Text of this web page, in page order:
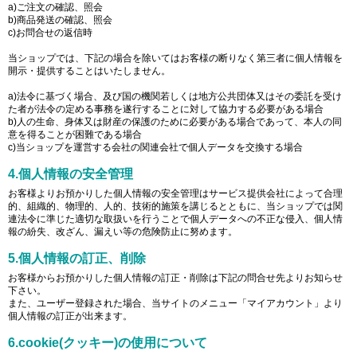
a)ご注文の確認、照会
b)商品発送の確認、照会
c)お問合せの返信時
当ショップでは、下記の場合を除いてはお客様の断りなく第三者に個人情報を
開示・提供することはいたしません。
a)法令に基づく場合、及び国の機関若しくは地方公共団体又はその委託を受け
た者が法令の定める事務を遂行することに対して協力する必要がある場合
b)人の生命、身体又は財産の保護のために必要がある場合であって、本人の同
意を得ることが困難である場合
c)当ショップを運営する会社の関連会社で個人データを交換する場合
4.個人情報の安全管理
お客様よりお預かりした個人情報の安全管理はサービス提供会社によって合理
的、組織的、物理的、人的、技術的施策を講じるとともに、当ショップでは関
連法令に準じた適切な取扱いを行うことで個人データへの不正な侵入、個人情
報の紛失、改ざん、漏えい等の危険防止に努めます。
5.個人情報の訂正、削除
お客様からお預かりした個人情報の訂正・削除は下記の問合せ先よりお知らせ
下さい。
また、ユーザー登録された場合、当サイトのメニュー「マイアカウント」より
個人情報の訂正が出来ます。
6.cookie(クッキー)の使用について